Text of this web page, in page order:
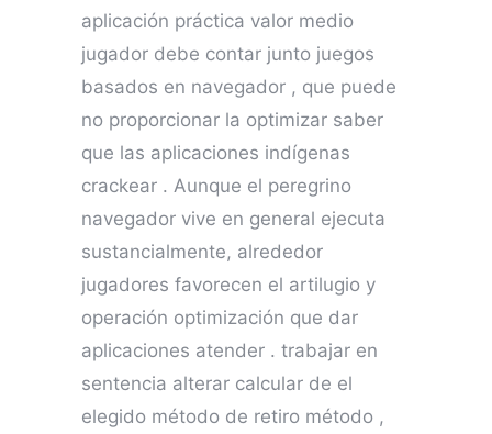
aplicación práctica valor medio
jugador debe contar junto juegos
basados ​​en navegador , que puede
no proporcionar la optimizar saber
que las aplicaciones indígenas
crackear . Aunque el peregrino
navegador vive en general ejecuta
sustancialmente, alrededor
jugadores favorecen el artilugio y
operación optimización que dar
aplicaciones atender . trabajar en
sentencia alterar calcular de el
elegido método de retiro método ,